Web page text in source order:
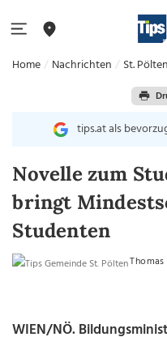
Home Nachrichten St. Pölten
tips.at als
Novelle zum
bringt
Studenten
WIEN/NÖ.